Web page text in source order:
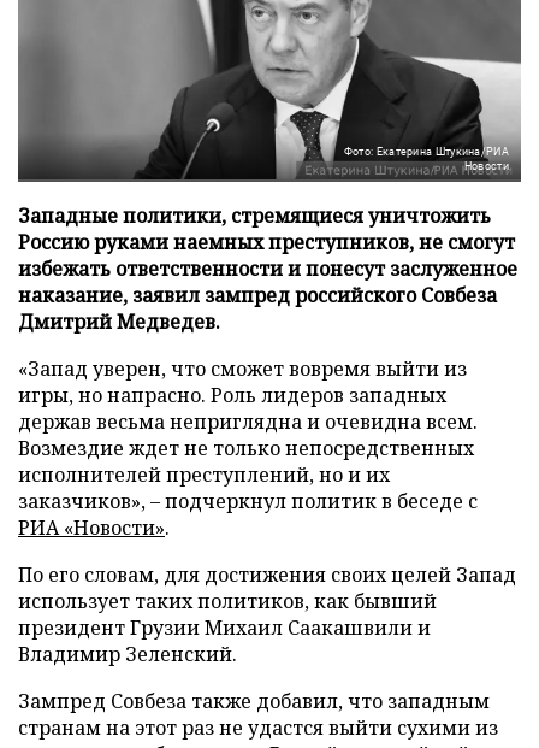
Фото: Екатерина Штукина/РИА
Новости
Западные политики, стремящиеся уничтожить
Россию руками наемных преступников, не смогут
избежать ответственности и понесут заслуженное
наказание, заявил зампред российского Совбеза
Дмитрий Медведев.
«Запад уверен, что сможет вовремя выйти из
игры, но напрасно. Роль лидеров западных
держав весьма неприглядна и очевидна всем.
Возмездие ждет не только непосредственных
исполнителей преступлений, но и их
заказчиков», – подчеркнул политик в беседе с
РИА «Новости».
По его словам, для достижения своих целей Запад
использует таких политиков, как бывший
президент Грузии Михаил Саакашвили и
Владимир Зеленский.
Зампред Совбеза также добавил, что западным
странам на этот раз не удастся выйти сухими из